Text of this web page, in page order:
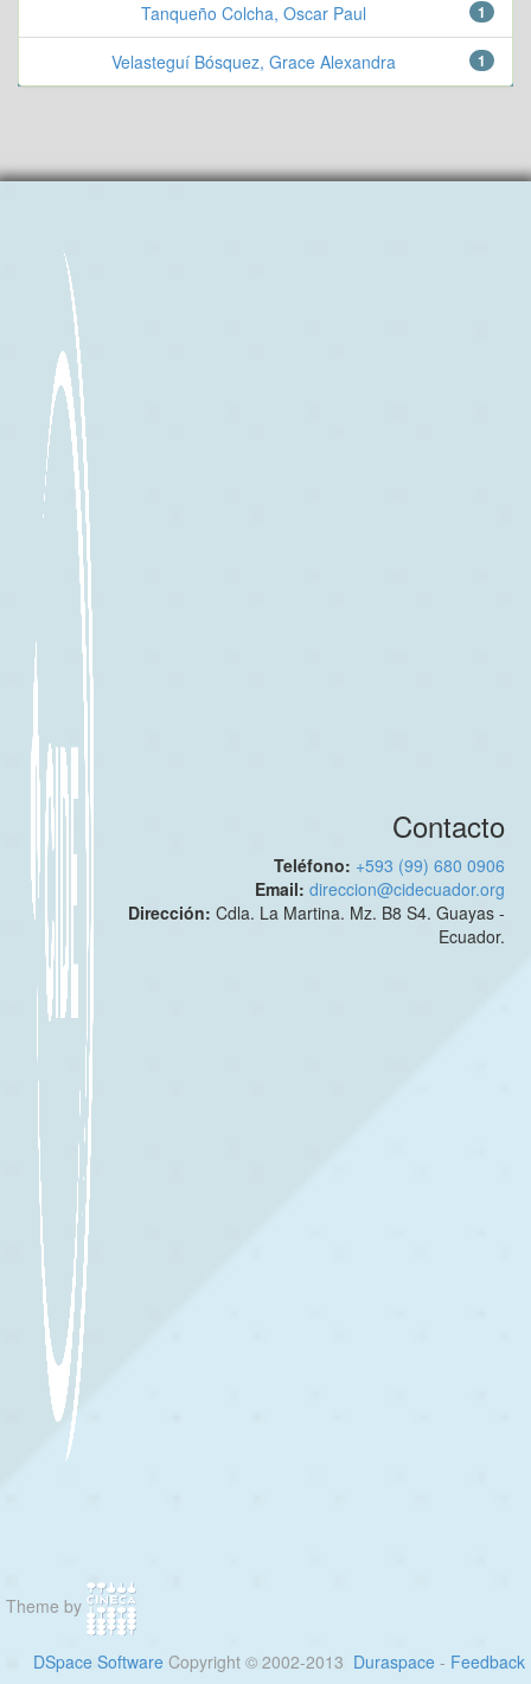
1
Tanqueño Colcha, Oscar Paul
1
Velasteguí Bósquez, Grace Alexandra
Contacto
Teléfono: +593 (99) 680 0906
Email:direccion@cidecuador.org
Dirección:Cdla. La Martina. Mz. B8 S4. Guayas -
Ecuador.
Theme by
DSpace Software Copyright © 2002-2013 Duraspace - Feedback